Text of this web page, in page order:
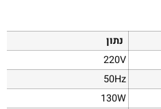
נתון
220V
50Hz
130W